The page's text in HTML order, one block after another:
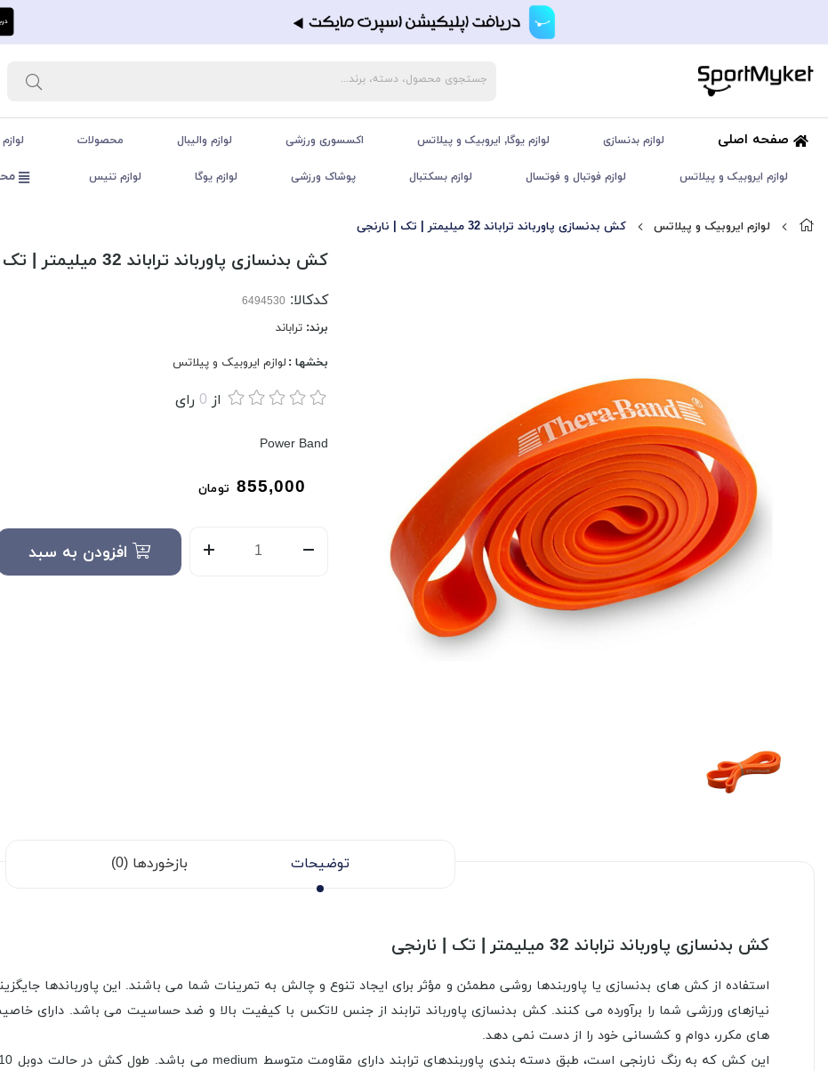
صفحه اصلی لوازم بدنسازی لوازم یوگا, ایروبیک و پیلاتس اکسسوری ورزشی لوازم والیبال محصولات
لوازم ایروبیک و پیلاتس لوازم فوتبال و فوتسال لوازم بسکتبال پوشاک ورزشی لوازم یوگا لوازم تنیس
لوازم ایروبیک و پیلاتس کش بدنسازی پاورباند تراباند 32 میلیمتر | تک | نارنجی
کش بدنسازی پاورباند تراباند 32 میلیمتر | تک | نارنجی
کدکالا:
برند:تراباند
بخشها : لوازم ایروبیک و پیلاتس
از 0 رای
Power Band
855,000 تومان
افزودن به سبد
توضیحات بازخوردها (0)
کش بدنسازی پاورباند تراباند 32 میلیمتر | تک | نارنجی
استفاده از کش های بدنسازی یا پاوربندها روشی مطمئن و مؤثر برای ایجاد تنوع و چالش به تمرینات شما می باشند. این پاورباندها
نیازهای ورزشی شما را برآورده می کنند. کش بدنسازی پاورباند ترابند از جنس لاتکس با کیفیت بالا و ضد حساسیت می باشد. دارای
های مکرر، دوام و کشسانی خود را از دست نمی دهد.